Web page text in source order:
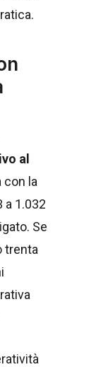
al
con la
a 1.032
Se
trenta